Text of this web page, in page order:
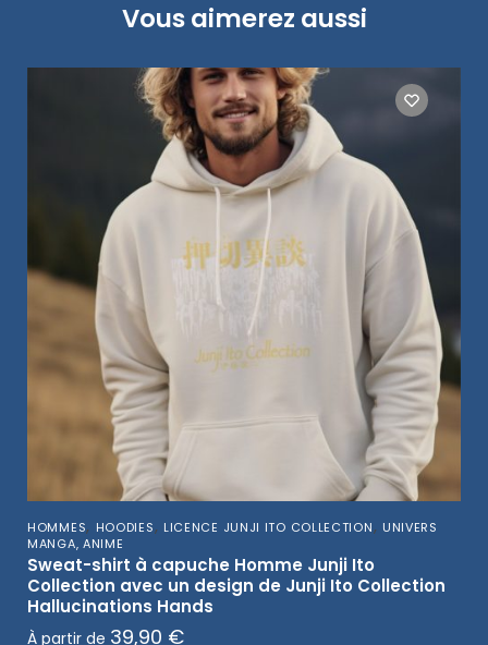
Vous aimerez aussi
HOMMES, HOODIES, LICENCE JUNJI ITO COLLECTION, UNIVERS
MANGA, ANIME
Sweat-shirt à capuche Homme Junji Ito
Collection avec un design de Junji Ito Collection
Hallucinations Hands
À partir de 39,90 €